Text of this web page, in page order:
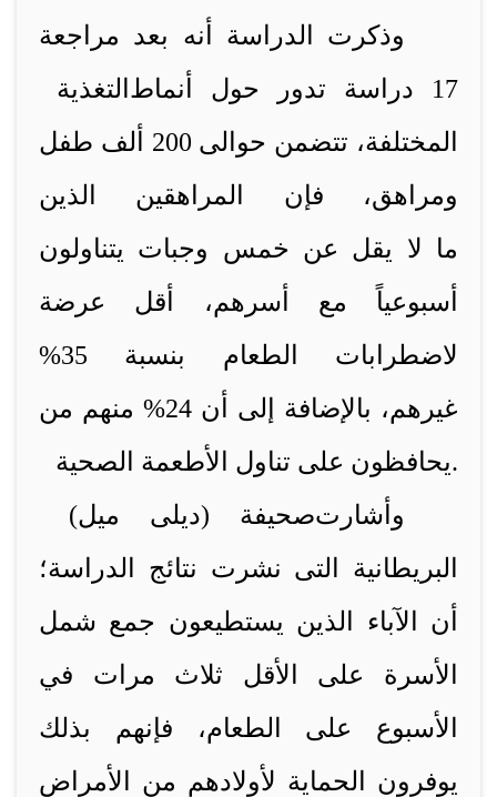
وذكرت الدراسة أنه بعد مراجعة
17 دراسة تدور حول أنماط
التغذية
المختلفة، تتضمن حوالى 200 ألف طفل
ومراهق، فإن المراهقين الذين
يتناولون ما لا يقل عن خمس وجبات
أسبوعياً مع أسرهم، أقل عرضة
لاضطرابات الطعام بنسبة 35%
من غيرهم، بالإضافة إلى أن 24% منهم
يحافظون على تناول الأطعمة الصحية.
وأشارتصحيفة (ديلى ميل)
البريطانية التى نشرت نتائج الدراسة؛
أن الآباء الذين يستطيعون جمع شمل
الأسرة على الأقل ثلاث مرات في
الأسبوع على الطعام، فإنهم بذلك
يوفرون الحماية لأولادهم من الأمراض